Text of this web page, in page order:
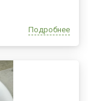
Подробнее